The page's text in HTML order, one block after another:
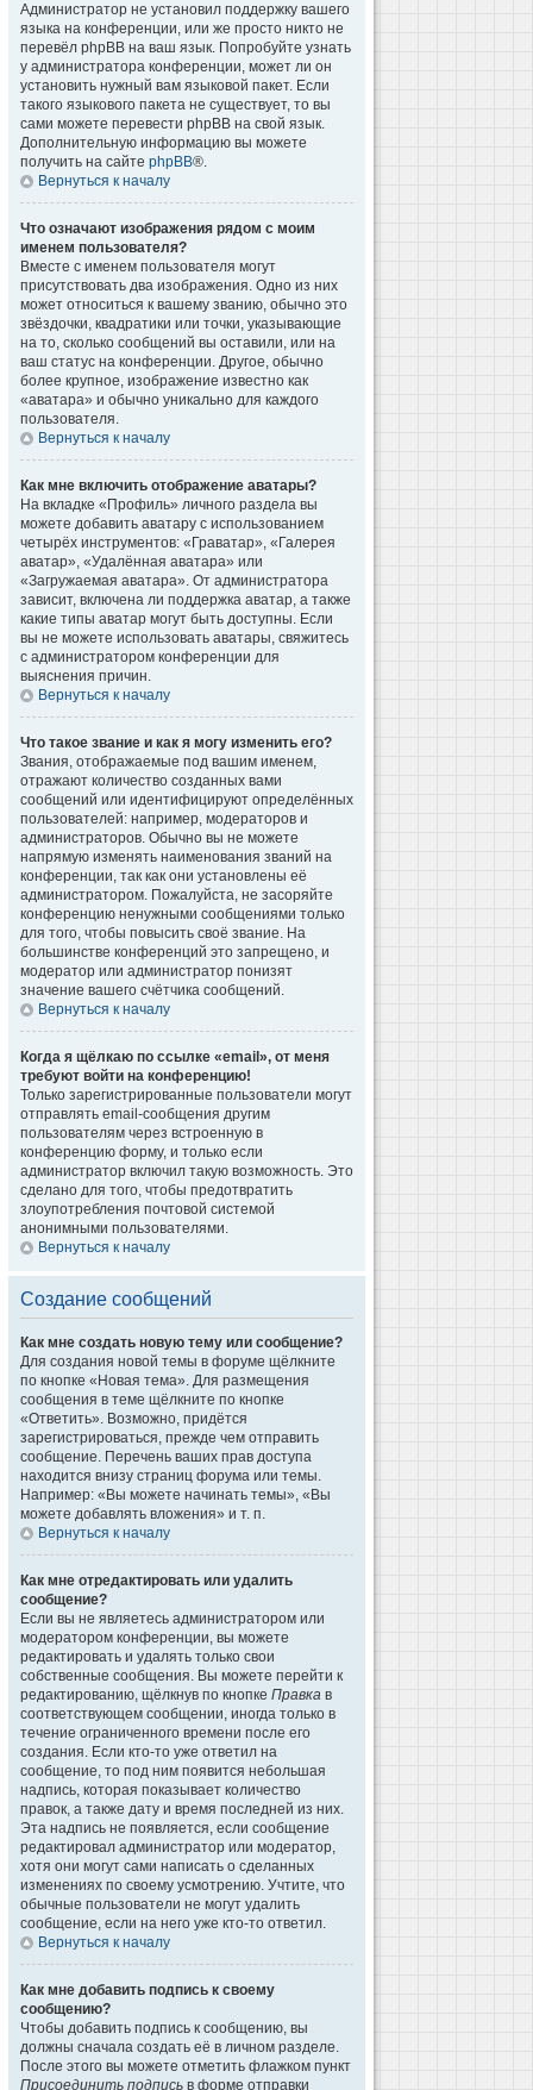
Администратор не установил поддержку вашего
языка на конференции, или же просто никто не
перевёл phpBB на ваш язык. Попробуйте узнать
у администратора конференции, может ли он
установить нужный вам языковой пакет. Если
такого языкового пакета не существует, то вы
сами можете перевести phpBB на свой язык.
Дополнительную информацию вы можете
получить на сайте phpBB®.
Вернуться к началу
Что означают изображения рядом с моим
именем пользователя?
Вместе с именем пользователя могут
присутствовать два изображения. Одно из них
может относиться к вашему званию, обычно это
звёздочки, квадратики или точки, указывающие
на то, сколько сообщений вы оставили, или на
ваш статус на конференции. Другое, обычно
более крупное, изображение известно как
«аватара» и обычно уникально для каждого
пользователя.
Вернуться к началу
Как мне включить отображение аватары?
На вкладке «Профиль» личного раздела вы
можете добавить аватару с использованием
четырёх инструментов: «Граватар», «Галерея
аватар», «Удалённая аватара» или
«Загружаемая аватара». От администратора
зависит, включена ли поддержка аватар, а также
какие типы аватар могут быть доступны. Если
вы не можете использовать аватары, свяжитесь
с администратором конференции для
выяснения причин.
Вернуться к началу
Что такое звание и как я могу изменить его?
Звания, отображаемые под вашим именем,
отражают количество созданных вами
сообщений или идентифицируют определённых
пользователей: например, модераторов и
администраторов. Обычно вы не можете
напрямую изменять наименования званий на
конференции, так как они установлены её
администратором. Пожалуйста, не засоряйте
конференцию ненужными сообщениями только
для того, чтобы повысить своё звание. На
большинстве конференций это запрещено, и
модератор или администратор понизят
значение вашего счётчика сообщений.
Вернуться к началу
Когда я щёлкаю по ссылке «email», от меня
требуют войти на конференцию!
Только зарегистрированные пользователи могут
отправлять email-сообщения другим
пользователям через встроенную в
конференцию форму, и только если
администратор включил такую возможность. Это
сделано для того, чтобы предотвратить
злоупотребления почтовой системой
анонимными пользователями.
Вернуться к началу
Создание сообщений
Как мне создать новую тему или сообщение?
Для создания новой темы в форуме щёлкните
по кнопке «Новая тема». Для размещения
сообщения в теме щёлкните по кнопке
«Ответить». Возможно, придётся
зарегистрироваться, прежде чем отправить
сообщение. Перечень ваших прав доступа
находится внизу страниц форума или темы.
Например: «Вы можете начинать темы», «Вы
можете добавлять вложения» и т. п.
Вернуться к началу
Как мне отредактировать или удалить
сообщение?
Если вы не являетесь администратором или
модератором конференции, вы можете
редактировать и удалять только свои
собственные сообщения. Вы можете перейти к
редактированию, щёлкнув по кнопке Правка в
соответствующем сообщении, иногда только в
течение ограниченного времени после его
создания. Если кто-то уже ответил на
сообщение, то под ним появится небольшая
надпись, которая показывает количество
правок, а также дату и время последней из них.
Эта надпись не появляется, если сообщение
редактировал администратор или модератор,
хотя они могут сами написать о сделанных
изменениях по своему усмотрению. Учтите, что
обычные пользователи не могут удалить
сообщение, если на него уже кто-то ответил.
Вернуться к началу
Как мне добавить подпись к своему
сообщению?
Чтобы добавить подпись к сообщению, вы
должны сначала создать её в личном разделе.
После этого вы можете отметить флажком пункт
Присоединить подпись в форме отправки